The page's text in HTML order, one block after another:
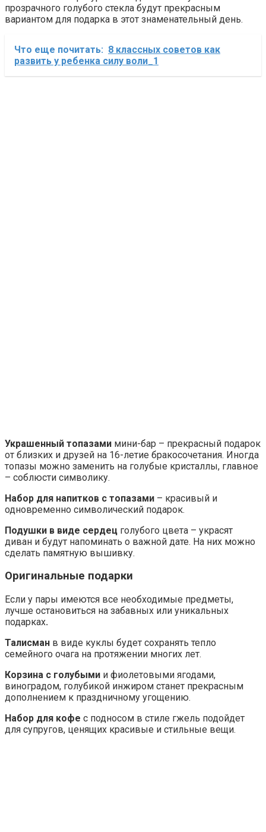
прозрачного голубого стекла будут прекрасным
вариантом для подарка в этот знаменательный день.
Что еще почитать: 8 классных советов как
развить у ребенка силу воли_1
Украшенный топазами мини-бар – прекрасный подарок
от близких и друзей на 16-летие бракосочетания. Иногда
топазы можно заменить на голубые кристаллы, главное
– соблюсти символику.
Набор для напитков с топазами – красивый и
одновременно символический подарок.
Подушки в виде сердец голубого цвета – украсят
диван и будут напоминать о важной дате. На них можно
сделать памятную вышивку.
Оригинальные подарки
Если у пары имеются все необходимые предметы,
лучше остановиться на забавных или уникальных
подарках.
Талисман в виде куклы будет сохранять тепло
семейного очага на протяжении многих лет.
Корзина с голубыми и фиолетовыми ягодами,
виноградом, голубикой инжиром станет прекрасным
дополнением к праздничному угощению.
Набор для кофе с подносом в стиле гжель подойдет
для супругов, ценящих красивые и стильные вещи.